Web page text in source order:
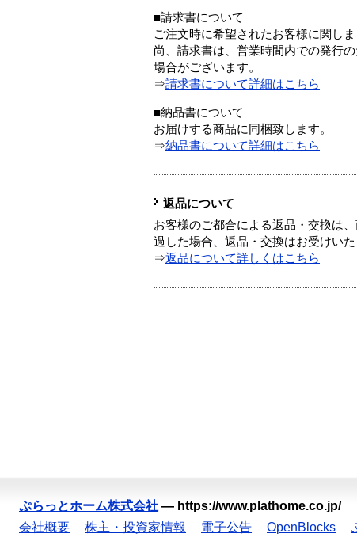
■請求書について
ご注文時に希望されたお客様に関し
尚、請求書は、営業時間内での発行
場合がございます。
⇒請求書について詳細はこちら
■納品書について
お届けする商品に同梱致します。
⇒納品書について詳細はこちら
返品について
お客様のご都合による返品・交換は
過した場合、返品・交換はお受けいた
⇒返品について詳しくはこちら
ぷらっとホーム株式会社 — https://www.plathome.co.jp/
会社概要
株主・投資家情報 電子公告 OpenBlocks